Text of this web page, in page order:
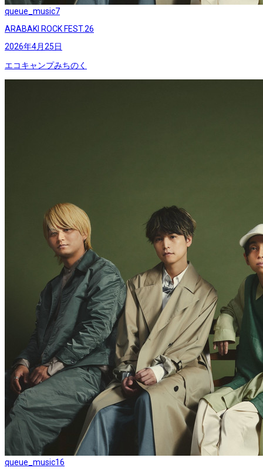
queue_music7
ARABAKI ROCK FEST.26
2026年4月25日
エコキャンプみちのく
queue_music16